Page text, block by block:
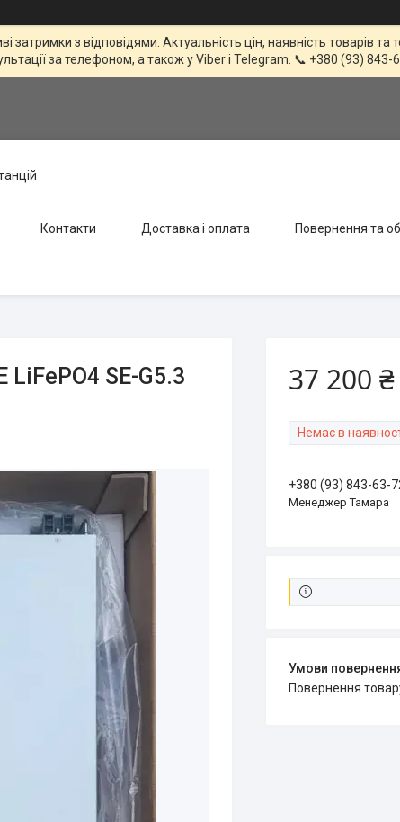
затримки з відповідями. Актуальність цін, наявність товарів
за телефоном, а також у Viber і Telegram. 📞 +380 (93)
Контакти Доставка і оплата Повернення та
SE-G5.3
37 200 ₴
Немає в
+380 (93) 843-63-
Менеджер Тамара
повернення